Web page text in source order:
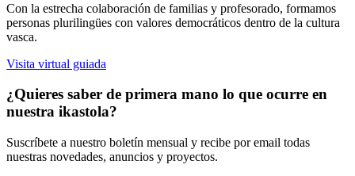
Con la estrecha colaboración de familias y profesorado, formamos
personas plurilingües con valores democráticos dentro de la cultura
vasca.
Visita virtual guiada
¿Quieres saber de primera mano lo que ocurre en
nuestra ikastola?
Suscríbete a nuestro boletín mensual y recibe por email todas
nuestras novedades, anuncios y proyectos.